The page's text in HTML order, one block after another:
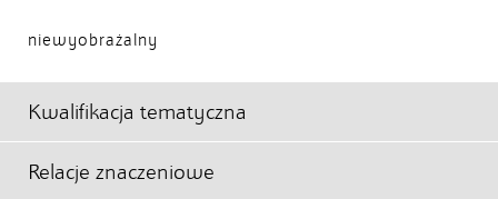
niewyobrażalny
Kwalifikacja tematyczna
Relacje znaczeniowe